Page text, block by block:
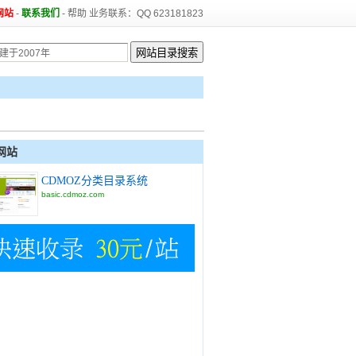
站 - 联系我们 - 帮助 业务联系：QQ 623181823
站
CDMOZ分类目录系统
basic.cdmoz.com